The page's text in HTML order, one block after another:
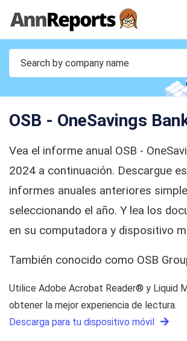
OSB - OneSavings
Vea el informe anual OSB -
2024 a continuación. Descargue
informes anuales anteriores
seleccionando el año. Y lea los
en su computadora y dispositivo
También conocido como OSB
Utilice Adobe Acrobat Reader® y Liquid
obtener la mejor experiencia de lectura.
Descarga para tu dispositivo móvil